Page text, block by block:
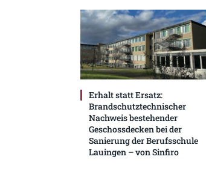
Erhalt statt Ersatz:
Brandschutztechnischer
Nachweis bestehender
Geschossdecken bei der
Sanierung der Berufsschule
Lauingen – von Sinfiro